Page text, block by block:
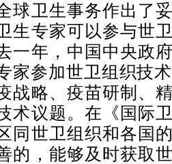
球卫生事务作出了
生专家可以参与世
一年，中国中央政
家参加世卫组织技
战略、疫苗研制、
术议题。在《国际
同世卫组织和各国
的，能够及时获取